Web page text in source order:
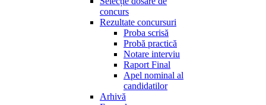
concurs
Rezultate concursuri
Proba scrisă
Probă practică
Notare interviu
Raport Final
Apel nominal al
candidatilor
Arhivă